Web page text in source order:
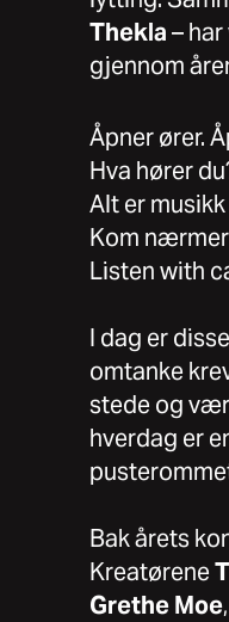
Thekla–
gjennom
Åpner ører.
Hva hører
Alt er musikk
Kom
Listen with
I dag er
omtanke
stede og
hverdag er
Bak årets
Kreatørene
GretheMoe